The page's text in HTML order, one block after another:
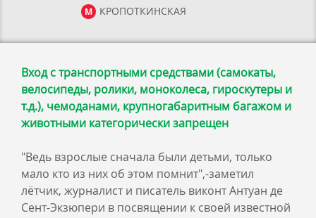
М КРОПОТКИНСКАЯ
Вход с транспортными средствами (самокаты,
велосипеды, ролики, моноколеса, гироскутеры и
т.д.), чемоданами, крупногабаритным багажом и
животными категорически запрещен
"Ведь взрослые сначала были детьми, только
мало кто из них об этом помнит",-заметил
лётчик, журналист и писатель виконт Антуан де
Сент-Экзюпери в посвящении к своей известной